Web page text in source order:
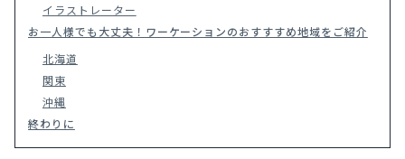
イラストレーター
お一人様でも大丈夫！ワーケーションのおすすすめ地域をご紹介
北海道
関東
沖縄
終わりに